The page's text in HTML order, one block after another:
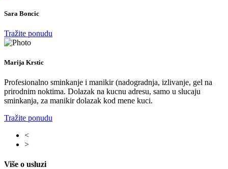
Sara Boncic
Tražite ponudu
Marija Krstic
Profesionalno sminkanje i manikir (nadogradnja, izlivanje, gel na
prirodnim noktima. Dolazak na kucnu adresu, samo u slucaju
sminkanja, za manikir dolazak kod mene kuci.
Tražite ponudu
<
>
Više o usluzi